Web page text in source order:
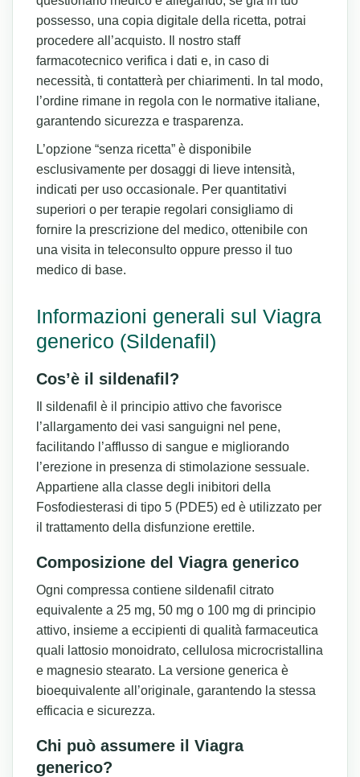
possesso, una copia digitale della ricetta, potrai
procedere all’acquisto. Il nostro staff
farmacotecnico verifica i dati e, in caso di
necessità, ti contatterà per chiarimenti. In tal modo,
l’ordine rimane in regola con le normative italiane,
garantendo sicurezza e trasparenza.
L’opzione “senza ricetta” è disponibile
esclusivamente per dosaggi di lieve intensità,
indicati per uso occasionale. Per quantitativi
superiori o per terapie regolari consigliamo di
fornire la prescrizione del medico, ottenibile con
una visita in teleconsulto oppure presso il tuo
medico di base.
Informazioni generali sul Viagra
generico (Sildenafil)
Cos’è il sildenafil?
Il sildenafil è il principio attivo che favorisce
l’allargamento dei vasi sanguigni nel pene,
facilitando l’afflusso di sangue e migliorando
l’erezione in presenza di stimolazione sessuale.
Appartiene alla classe degli inibitori della
Fosfodiesterasi di tipo 5 (PDE5) ed è utilizzato per
il trattamento della disfunzione erettile.
Composizione del Viagra generico
Ogni compressa contiene sildenafil citrato
equivalente a 25 mg, 50 mg o 100 mg di principio
attivo, insieme a eccipienti di qualità farmaceutica
quali lattosio monoidrato, cellulosa microcristallina
e magnesio stearato. La versione generica è
bioequivalente all’originale, garantendo la stessa
efficacia e sicurezza.
Chi può assumere il Viagra
generico?